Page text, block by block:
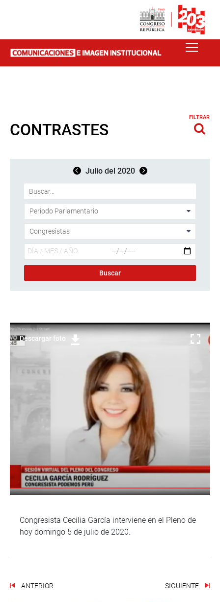
CONTRASTES
FILTRAR
Julio del 2020
Descargar foto
Congresista Cecilia García interviene en el Pleno de
hoy domingo 5 de julio de 2020.
ANTERIOR SIGUIENTE